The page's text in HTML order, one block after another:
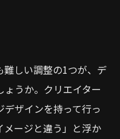
しい調整の1つが、デ
うか。クリエイター
ザインを持って行っ
メージと違う」と浮か